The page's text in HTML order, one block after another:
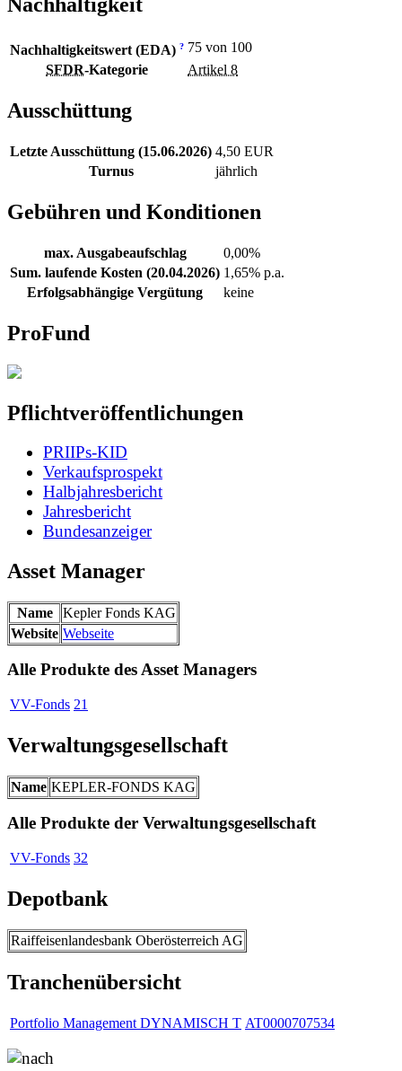
Nachhaltigkeit
Nachhaltigkeitswert (EDA) ? 75 von 100
SFDR-Kategorie Artikel 8
Ausschüttung
Letzte Ausschüttung (15.06.2026) 4,50 EUR
Turnus
jährlich
Gebühren und Konditionen
max. Ausgabeaufschlag
0,00%
Sum. laufende Kosten (20.04.2026) 1,65% p.a.
Erfolgsabhängige Vergütung
keine
ProFund
Pflichtveröffentlichungen
PRIIPs-KID
Verkaufsprospekt
Halbjahresbericht
Jahresbericht
Bundesanzeiger
Asset Manager
Name
Kepler Fonds KAG
Website Webseite
Alle Produkte des Asset Managers
VV-Fonds 21
Verwaltungsgesellschaft
Name KEPLER-FONDS KAG
Alle Produkte der Verwaltungsgesellschaft
VV-Fonds 32
Depotbank
Raiffeisenlandesbank Oberösterreich AG
Tranchenübersicht
Portfolio Management DYNAMISCH T AT0000707534